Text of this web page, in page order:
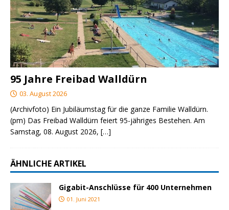
95 Jahre Freibad Walldürn
03. August 2026
(Archivfoto) Ein Jubiläumstag für die ganze Familie Walldürn.
(pm) Das Freibad Walldürn feiert 95-jähriges Bestehen. Am
Samstag, 08. August 2026, […]
ÄHNLICHE ARTIKEL
Gigabit-Anschlüsse für 400 Unternehmen
01. Juni 2021